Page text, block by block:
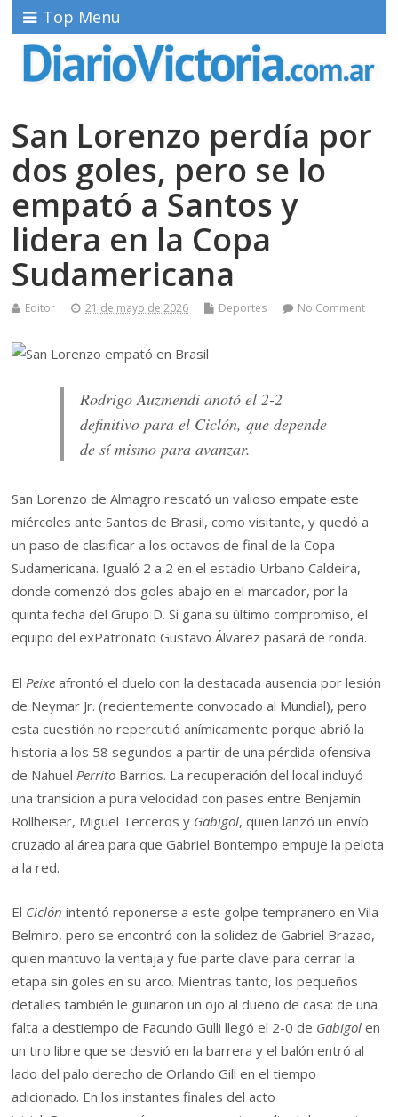
Top Menu
San Lorenzo perdía por
dos goles, pero se lo
empató a Santos y
lidera en la Copa
Sudamericana
Editor 21 de mayo de 2026 Deportes No Comment
Rodrigo Auzmendi anotó el 2-2
definitivo para el Ciclón, que depende
de sí mismo para avanzar.
San Lorenzo de Almagro rescató un valioso empate este
miércoles ante Santos de Brasil, como visitante, y quedó a
un paso de clasificar a los octavos de final de la Copa
Sudamericana. Igualó 2 a 2 en el estadio Urbano Caldeira,
donde comenzó dos goles abajo en el marcador, por la
quinta fecha del Grupo D. Si gana su último compromiso, el
equipo del exPatronato Gustavo Álvarez pasará de ronda.
El Peixeafrontó el duelo con la destacada ausencia por lesión
de Neymar Jr. (recientemente convocado al Mundial), pero
esta cuestión no repercutió anímicamente porque abrió la
historia a los 58 segundos a partir de una pérdida ofensiva
de Nahuel Perrito Barrios. La recuperación del local incluyó
una transición a pura velocidad con pases entre Benjamín
Rollheiser, Miguel Terceros y Gabigol, quien lanzó un envío
cruzado al área para que Gabriel Bontempo empuje la pelota
a la red.
El Ciclónintentó reponerse a este golpe tempranero en Vila
Belmiro, pero se encontró con la solidez de Gabriel Brazao,
quien mantuvo la ventaja y fue parte clave para cerrar la
etapa sin goles en su arco. Mientras tanto, los pequeños
detalles también le guiñaron un ojo al dueño de casa: de una
falta a destiempo de Facundo Gulli llegó el 2-0 de Gabigol en
un tiro libre que se desvió en la barrera y el balón entró al
lado del palo derecho de Orlando Gill en el tiempo
adicionado. En los instantes finales del acto